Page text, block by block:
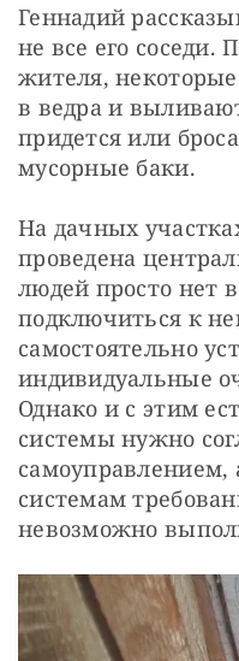
Геннадий
не все его соседи.
жителя,
в ведра и
придется или
мусорные баки.
На дачных
проведена
людей просто нет
подключиться к
самостоятельно
индивидуальные
Однако и с этим
системы нужно
системам
невозможно